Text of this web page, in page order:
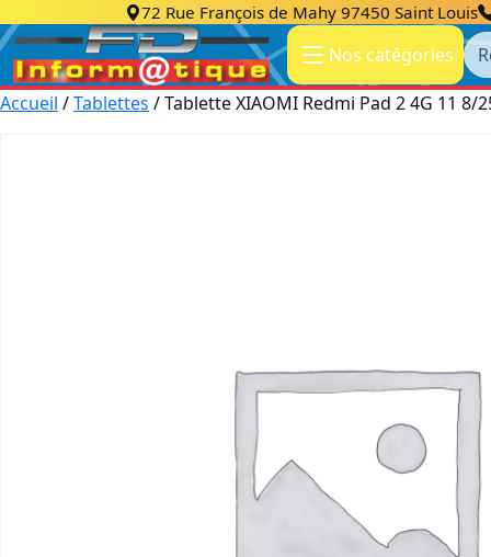
72 Rue François de Mahy 97450 Saint Louis
Nos catégories
Accueil /Tablettes / Tablette XIAOMI Redmi Pad 2 4G 11 8/